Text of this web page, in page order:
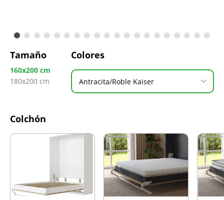
Tamaño
160x200 cm
180x200 cm
Colores
Antracita/Roble Kaiser
Colchón